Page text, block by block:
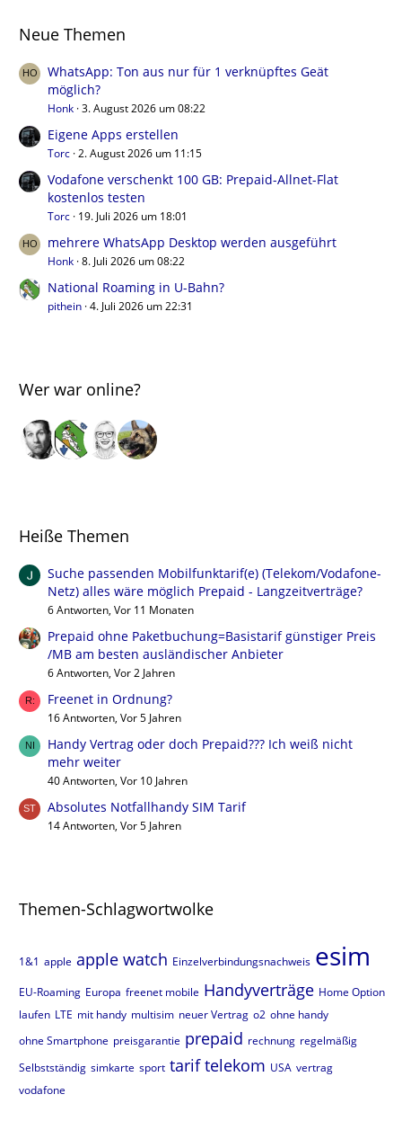
Neue Themen
WhatsApp: Ton aus nur für 1 verknüpftes Geät
möglich?
Honk 3. August 2026 um 08:22
Eigene Apps erstellen
Torc 2. August 2026 um 11:15
Vodafone verschenkt 100 GB: Prepaid-Allnet-Flat
kostenlos testen
Torc 19. Juli 2026 um 18:01
mehrere WhatsApp Desktop werden ausgeführt
Honk 8. Juli 2026 um 08:22
National Roaming in U-Bahn?
pithein 4. Juli 2026 um 22:31
Wer war online?
Heiße Themen
Suche passenden Mobilfunktarif(e) (Telekom/Vodafone-
Netz) alles wäre möglich Prepaid - Langzeitverträge?
6 Antworten, Vor 11 Monaten
Prepaid ohne Paketbuchung=Basistarif günstiger Preis
/MB am besten ausländischer Anbieter
6 Antworten, Vor 2 Jahren
Freenet in Ordnung?
16 Antworten, Vor 5 Jahren
Handy Vertrag oder doch Prepaid??? Ich weiß nicht
mehr weiter
40 Antworten, Vor 10 Jahren
Absolutes Notfallhandy SIM Tarif
14 Antworten, Vor 5 Jahren
Themen-Schlagwortwolke
1&1 apple apple watch Einzelverbindungsnachweis esim
EU-Roaming Europa freenet mobile Handyverträge Home Option
laufen LTE mit handy multisim neuer Vertrag o2 ohne handy
ohne Smartphone preisgarantie prepaid rechnung regelmäßig
Selbstständig simkarte sport tarif telekom USA vertrag
vodafone